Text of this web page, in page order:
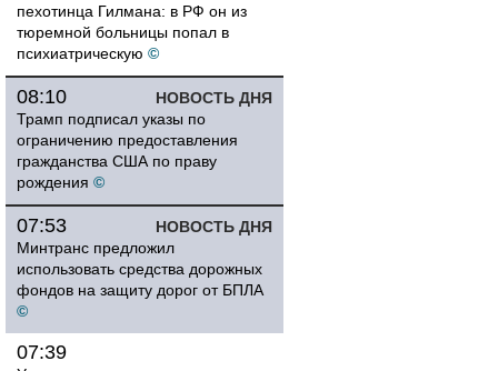
пехотинца Гилмана: в РФ он из
тюремной больницы попал в
психиатрическую ©
НОВОСТЬ ДНЯ
08:10
Трамп подписал указы по
ограничению предоставления
гражданства США по праву
рождения ©
НОВОСТЬ ДНЯ
07:53
Минтранс предложил
использовать средства дорожных
фондов на защиту дорог от БПЛА
©
07:39